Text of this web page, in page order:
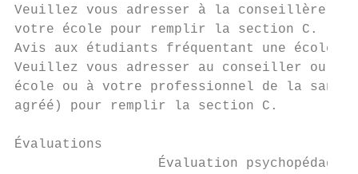
Veuillez vous adresser à la conseillère ou
votre école pour remplir la section C.
Avis aux étudiants fréquentant une école
Veuillez vous adresser au conseiller ou à
école ou à votre professionnel de la
agréé) pour remplir la section C.
Évaluations
Évaluation